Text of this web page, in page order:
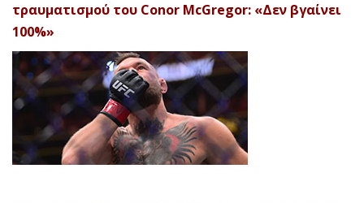
τραυματισμού του Conor McGregor: «Δεν βγαίνει
100%»